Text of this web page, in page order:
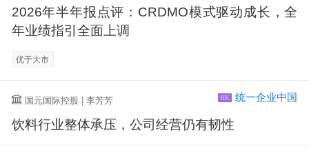
2026年半年报点评：CRDMO模式驱动成长，全
年业绩指引全面上调
优于大市
国元国际控股 | 李芳芳 HK 统一企业中国
饮料行业整体承压，公司经营仍有韧性